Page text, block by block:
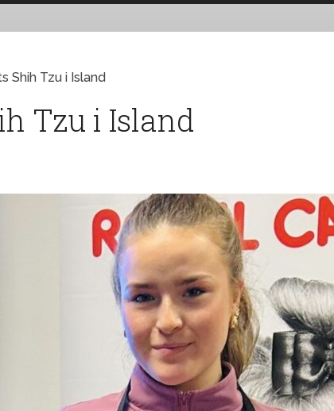
Shih Tzu i Island
Tzu i Island